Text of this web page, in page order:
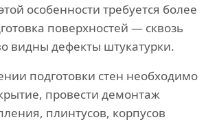
особенности требуется более
поверхностей — сквозь
видны дефекты штукатурки.
подготовки стен необходимо
провести демонтаж
плинтусов, корпусов